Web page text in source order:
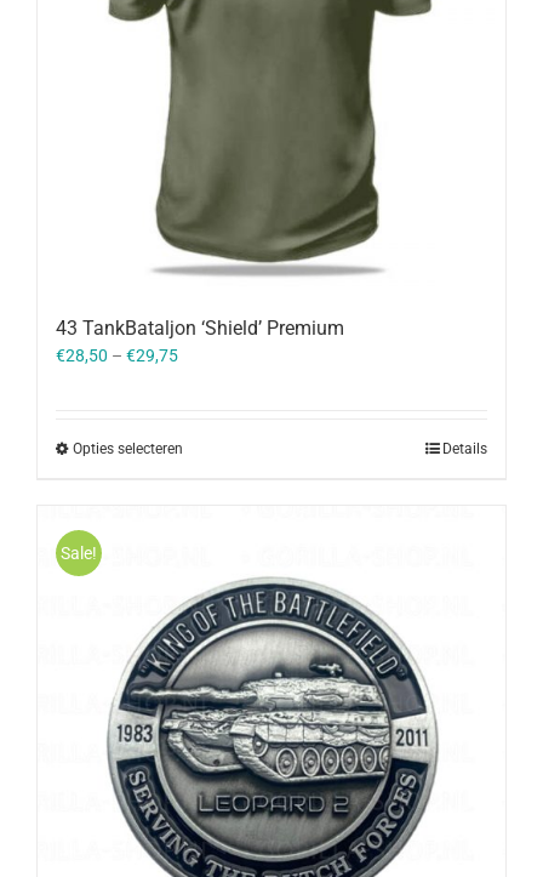
43 TankBataljon ‘Shield’ Premium
€28,50 – €29,75
Opties selecteren Details
Sale!